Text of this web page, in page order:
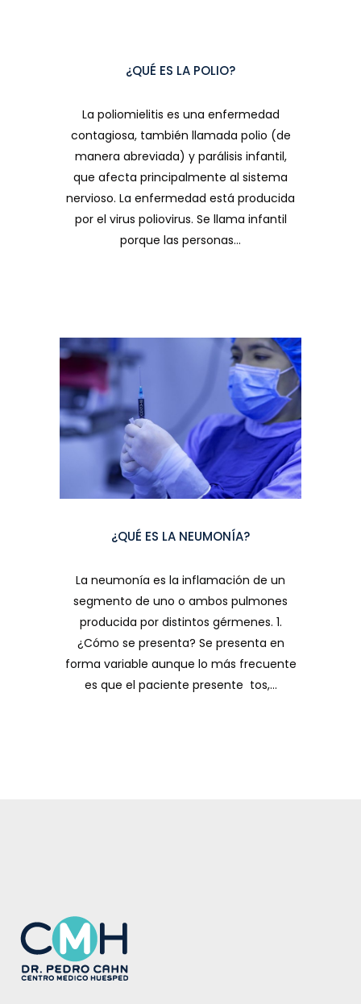
¿QUÉ ES LA POLIO?
La poliomielitis es una enfermedad
contagiosa, también llamada polio (de
manera abreviada) y parálisis infantil,
que afecta principalmente al sistema
nervioso. La enfermedad está producida
por el virus poliovirus. Se llama infantil
porque las personas...
¿QUÉ ES LA NEUMONÍA?
La neumonía es la inflamación de un
segmento de uno o ambos pulmones
producida por distintos gérmenes. 1.
¿Cómo se presenta? Se presenta en
forma variable aunque lo más frecuente
es que el paciente presente tos,...